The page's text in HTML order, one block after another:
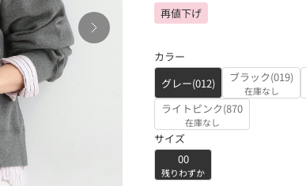
再値下げ
カラー
グレー(012)
ブラック(019)
在庫なし
ライトピンク(870
在庫なし
サイズ
00
残りわずか